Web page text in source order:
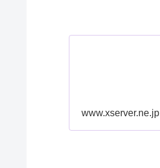
www.xserver.ne.jp